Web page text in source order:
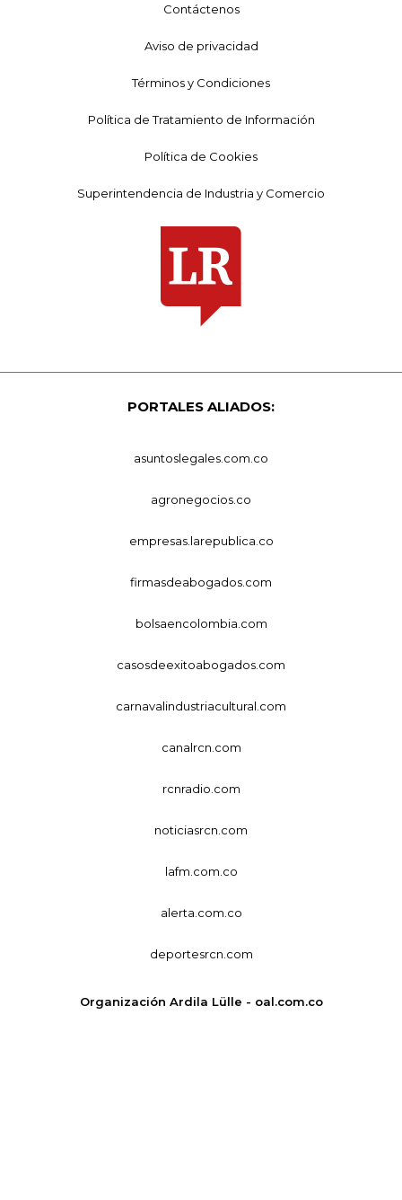
Contáctenos
Aviso de privacidad
Términos y Condiciones
Política de Tratamiento de Información
Política de Cookies
Superintendencia de Industria y Comercio
PORTALES ALIADOS:
asuntoslegales.com.co
agronegocios.co
empresas.larepublica.co
firmasdeabogados.com
bolsaencolombia.com
casosdeexitoabogados.com
carnavalindustriacultural.com
canalrcn.com
rcnradio.com
noticiasrcn.com
lafm.com.co
alerta.com.co
deportesrcn.com
Organización Ardila Lülle - oal.com.co